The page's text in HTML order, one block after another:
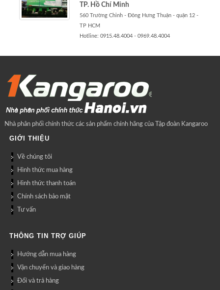
TP. Hồ Chí Minh
560 Trường Chinh - Đông Hưng Thuận - quận 12 -
TP HCM
Hotline: 0915.48.4004 - 0969.48.4004
Nhà phân phối chính thức các sản phẩm chính hãng của Tập đoàn Kangaroo
GIỚI THIỆU
Về chúng tôi
Hình thức mua hàng
Hình thức thanh toán
Chính sách bảo mật
Tư vấn
THÔNG TIN TRỢ GIÚP
Hướng dẫn mua hàng
Vận chuyển và giao hàng
Đổi và trả hàng